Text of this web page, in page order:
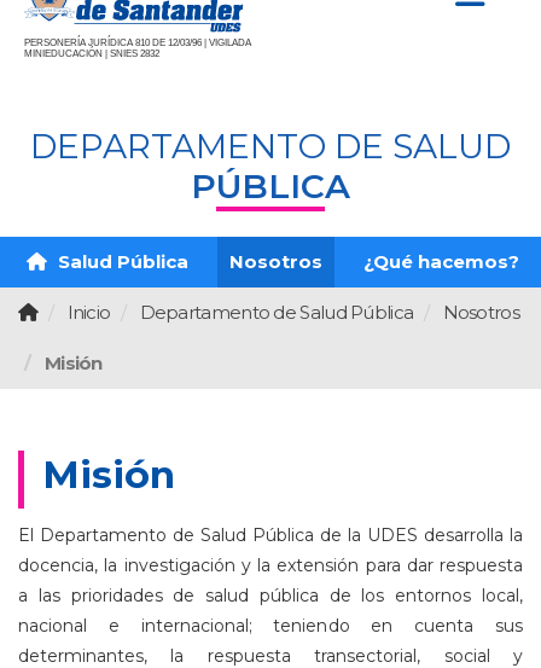
PERSONERÍA JURÍDICA 810 DE 12/03/96 | VIGILADA
MINIEDUCACIÓN | SNIES 2832
DEPARTAMENTO DE SALUD
PÚBLICA
Salud Pública Nosotros ¿Qué hacemos?
Inicio Departamento de Salud Pública Nosotros
Misión
Misión
El Departamento de Salud Pública de la UDES desarrolla la
docencia, la investigación y la extensión para dar respuesta
a las prioridades de salud pública de los entornos local,
nacional e internacional; teniendo en cuenta sus
determinantes, la respuesta transectorial, social y